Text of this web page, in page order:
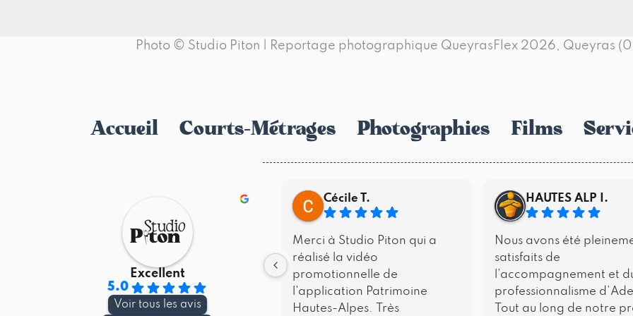
Photo © Studio Piton | Reportage photographique QueyrasFlex 2026, Queyras
Accueil Courts-Métrages Photographies Films
Excellent
5.0
Voir tous les avis
Cécile T.
Merci à Studio Piton qui a
réalisé la vidéo
promotionnelle de
l'application Patrimoine
Hautes-Alpes. Très
HAUTES ALP I.
Nous avons été
satisfaits de
l’accompagnement et
professionnalisme
Tout au long de notre